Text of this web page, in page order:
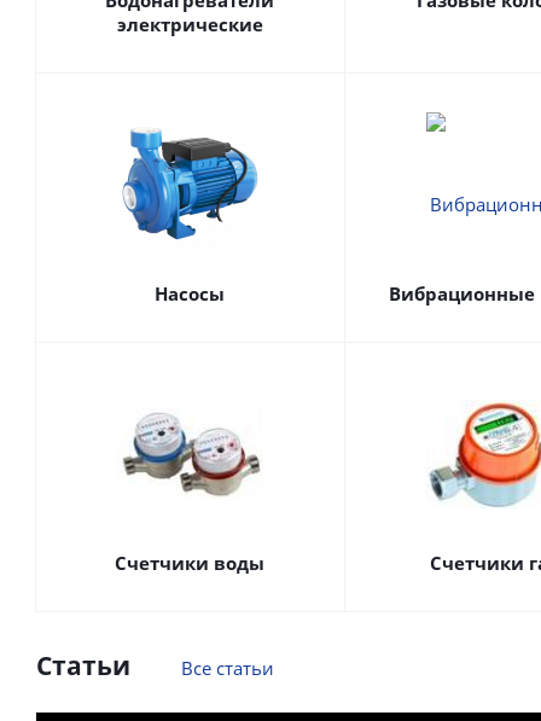
электрические
Насосы Вибрационные
Счетчики воды Счетчики
Статьи Все статьи